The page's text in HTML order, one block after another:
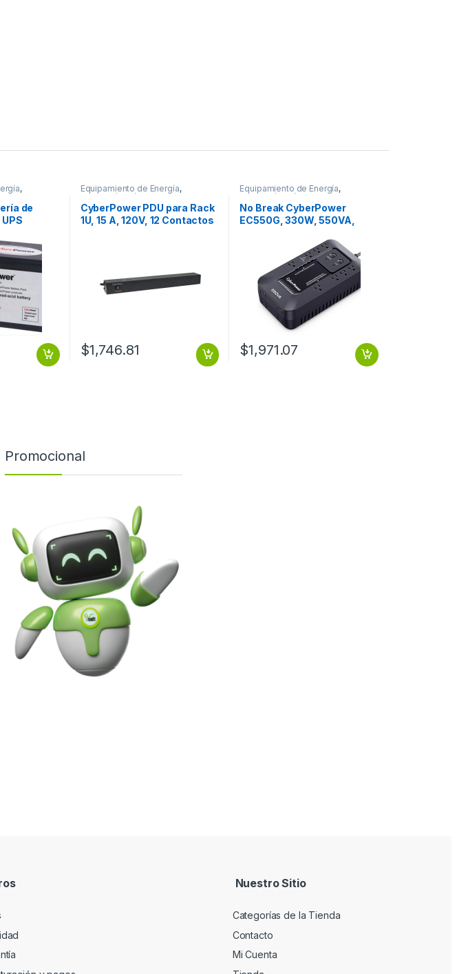
,
de
Y 8
Equipamiento de Energía,
Protección Eléctrica
CyberPower PDU para Rack
1U, 15 A, 120V, 12 Contactos
$1,746.81
Equipamiento de Energía,
Protección Eléctrica
No Break CyberPower
EC550G, 330W, 550VA,
550VA/330W ECO
STANDBY 8CONT RJ11/U
$1,971.07
Promocional
Nuestro Sitio
Categorías de la Tienda
Contacto
Mi Cuenta